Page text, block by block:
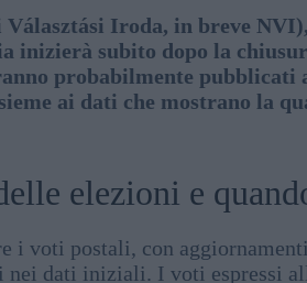
Iroda, in breve
inizierà subito dopo la
probabilmente pubblicati
ai dati che mostrano la
elezioni e
i voti postali, con
dati iniziali. I voti espressi